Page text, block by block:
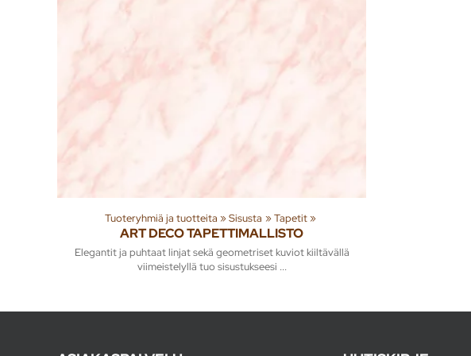
Tuoteryhmiä ja tuotteita ‪»Sisusta ‪»Tapetit‪»
ART DECO TAPETTIMALLISTO
Elegantit ja puhtaat linjat sekä geometriset kuviot kiiltävällä
viimeistelyllä tuo sisustukseesi ...